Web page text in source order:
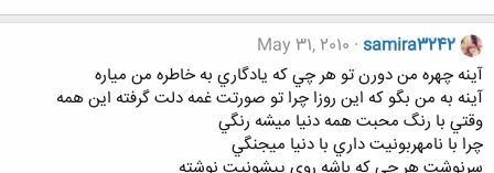
samira3242
May 31, 2010
آينه چهره من دورن تو هر چي که يادگاري به خاطره من مياره
آينه به من بگو که اين روزا چرا تو صورتت غمه دلت گرفته اين همه
وقتي با رنگ محبت همه دنيا ميشه رنگي
چرا با نامهربونيت داري با دنيا ميجنگي